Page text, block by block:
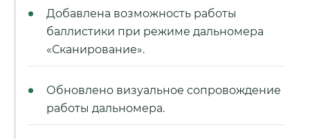
Добавлена возможность работы
баллистики при режиме дальномера
«Сканирование».
Обновлено визуальное сопровождение
работы дальномера.